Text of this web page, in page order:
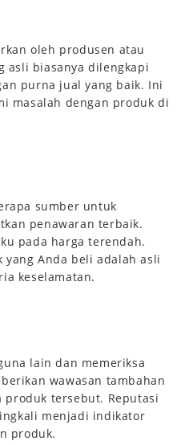
oleh produsen atau
asli biasanya dilengkapi
purna jual yang baik. Ini
masalah dengan produk di
sumber untuk
penawaran terbaik.
pada harga terendah.
yang Anda beli adalah asli
keselamatan.
lain dan memeriksa
wawasan tambahan
tersebut. Reputasi
menjadi indikator
produk.